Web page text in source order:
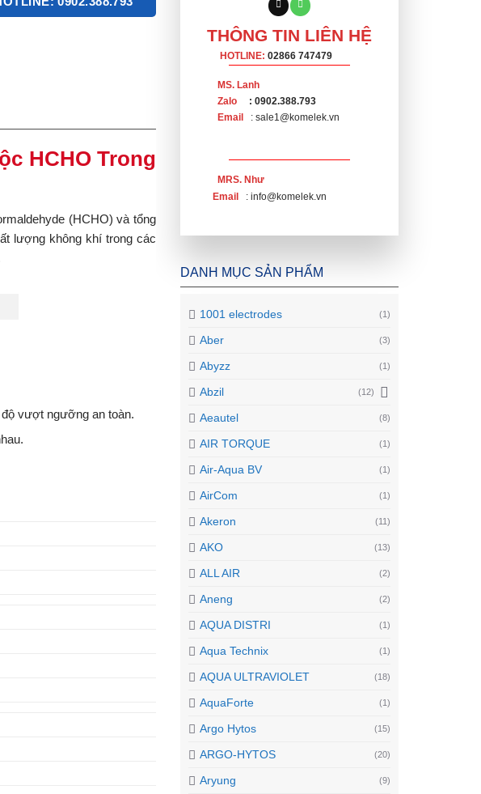
THÔNG TIN LIÊN HỆ
HOTLINE: 02866 747479
MS. Lanh
Zalo
: 0902.388.793
Email
: sale1@komelek.vn
MRS. Như
Email
: info@komelek.vn
DANH MỤC SẢN PHẨM
1001 electrodes (1)
Aber (3)
Abyzz (1)
Abzil (12)
Aeautel (8)
AIR TORQUE (1)
Air-Aqua BV (1)
AirCom (1)
Akeron (11)
AKO (13)
ALL AIR (2)
Aneng (2)
AQUA DISTRI (1)
Aqua Technix (1)
AQUA ULTRAVIOLET (18)
AquaForte (1)
Argo Hytos (15)
ARGO-HYTOS (20)
Aryung (9)
HCHO Trong
(HCHO) và tổng
lượng không khí trong các
vượt ngưỡng an toàn.